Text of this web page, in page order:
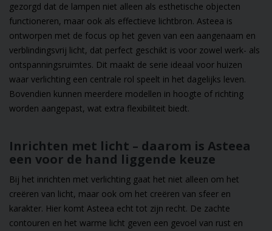
gezorgd dat de lampen niet alleen als esthetische objecten
functioneren, maar ook als effectieve lichtbron. Asteea is
ontworpen met de focus op het geven van een aangenaam en
verblindingsvrij licht, dat perfect geschikt is voor zowel werk- als
ontspanningsruimtes. Dit maakt de serie ideaal voor huizen
waar verlichting een centrale rol speelt in het dagelijks leven.
Bovendien kunnen meerdere modellen in hoogte of richting
worden aangepast, wat extra flexibiliteit biedt.
Inrichten met licht – daarom is Asteea
een voor de hand liggende keuze
Bij het inrichten met verlichting gaat het niet alleen om het
creëren van licht, maar ook om het creëren van sfeer en
karakter. Hier komt Asteea echt tot zijn recht. De zachte
contouren en het warme licht geven een gevoel van rust en